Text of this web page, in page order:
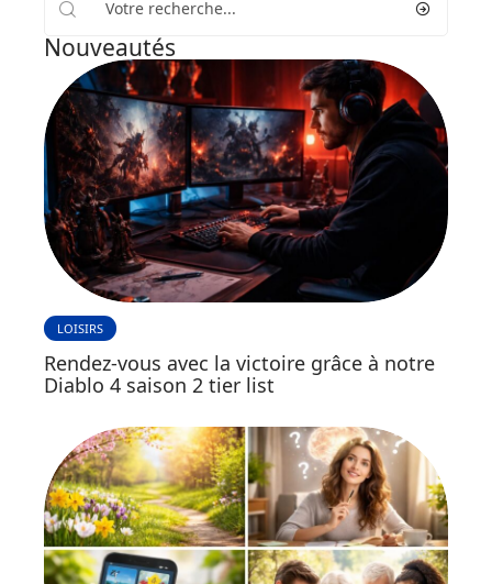
Nouveautés
LOISIRS
Rendez-vous avec la victoire grâce à notre
Diablo 4 saison 2 tier list